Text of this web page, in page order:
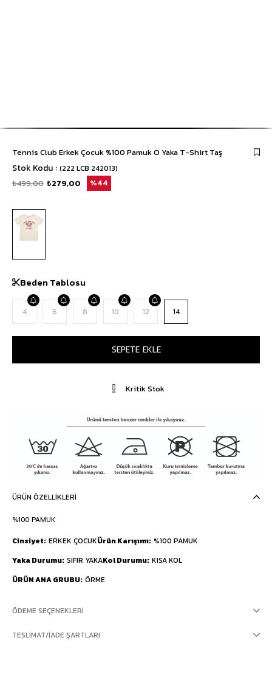
Tennis Club Erkek Çocuk %100 Pamuk O Yaka T-Shirt Taş
Stok Kodu (222 LCB 242013)
₺499,00 ₺279,00 44
Beden Tablosu
4 6 8 10 12 14
Kritik Stok
ÜRÜN ÖZELLIKLERI
%100 PAMUK
Cinsiyet ERKEK ÇOCUKÜrün Karışımı %100 PAMUK
Yaka Durumu SIFIR YAKAKol Durumu KISA KOL
ÜRÜN ANA GRUBU ÖRME
ÖDEME SEÇENEKLERI
TESLIMAT/İADE ŞARTLARI